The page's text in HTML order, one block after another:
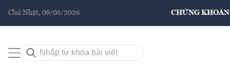
Chủ Nhật, 09/08/2026 CHỨNG KHOÁN